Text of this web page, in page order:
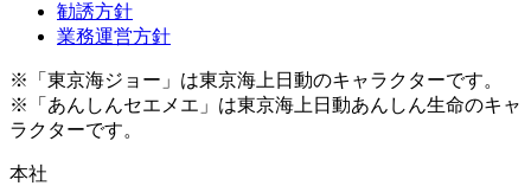
勧誘方針
業務運営方針
※「東京海ジョー」は東京海上日動のキャラクターです。
※「あんしんセエメエ」は東京海上日動あんしん生命のキャ
ラクターです。
本社